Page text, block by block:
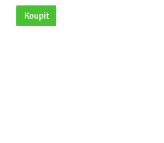
Koupit